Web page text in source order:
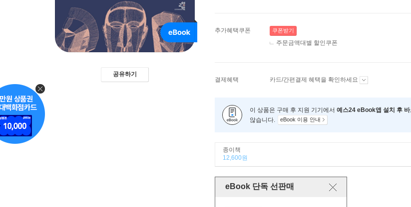
공유하기
추가혜택쿠폰 쿠폰받기
주문금액대별 할인쿠폰
결제혜택 카드/간편결제 혜택을 확인하세요
이 상품은 구매 후 지원 기기에서 예스24 eBook앱 설치 후
않습니다.
eBook 이용 안내
종이책
12,600원
eBook 단독 선판매